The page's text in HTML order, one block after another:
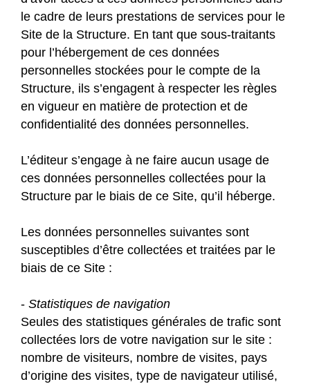
le cadre de leurs prestations de services pour le
Site de la Structure. En tant que sous-traitants
pour l’hébergement de ces données
personnelles stockées pour le compte de la
Structure, ils s’engagent à respecter les règles
en vigueur en matière de protection et de
confidentialité des données personnelles.
L’éditeur s’engage à ne faire aucun usage de
ces données personnelles collectées pour la
Structure par le biais de ce Site, qu’il héberge.
Les données personnelles suivantes sont
susceptibles d’être collectées et traitées par le
biais de ce Site :
- Statistiques de navigation
Seules des statistiques générales de trafic sont
collectées lors de votre navigation sur le site :
nombre de visiteurs, nombre de visites, pays
d’origine des visites, type de navigateur utilisé,